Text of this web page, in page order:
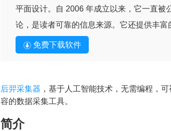
平面设计。自 2006 年成立以来，它一直被
论，是读者可靠的信息来源。它还提供丰富
免费下载软件
后羿采集器 ，基于人工智能技术，无需编程，
容的数据采集工具。
简介